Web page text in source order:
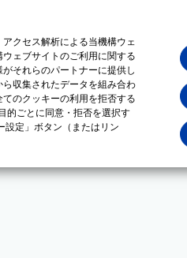
クセス解析による当機構ウェ
ェブサイトのご利用に関する
それらのパートナーに提供し
収集されたデータを組み合わ
のクッキーの利用を拒否する
的ごとに同意・拒否を選択す
設定」ボタン（またはリン